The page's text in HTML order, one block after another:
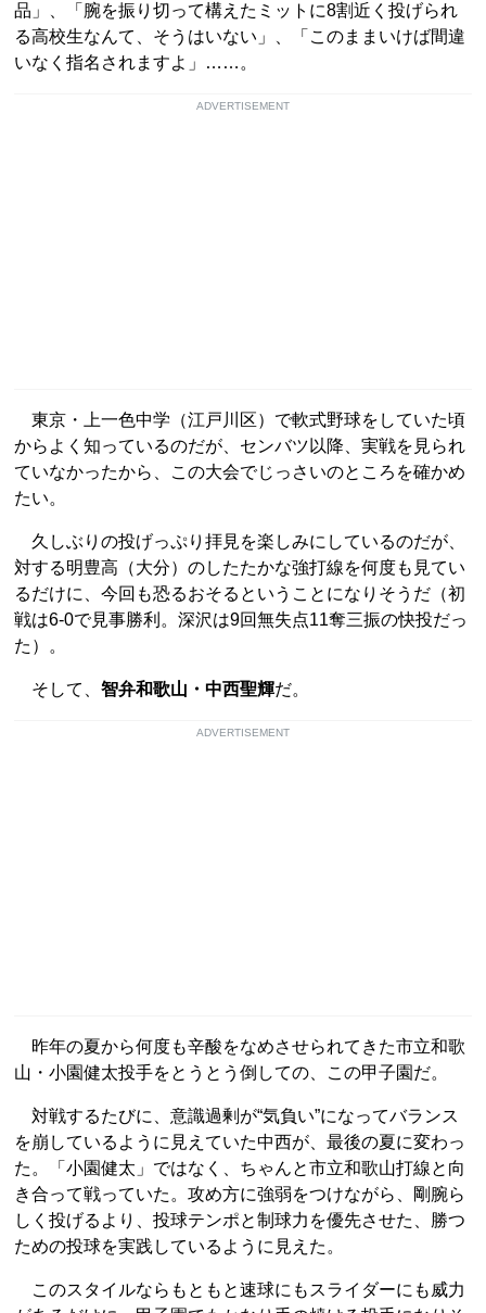
品」、「腕を振り切って構えたミットに8割近く投げられ
る高校生なんて、そうはいない」、「このままいけば間違
いなく指名されますよ」……。
ADVERTISEMENT
東京・上一色中学（江戸川区）で軟式野球をしていた頃
からよく知っているのだが、センバツ以降、実戦を見られ
ていなかったから、この大会でじっさいのところを確かめ
たい。
久しぶりの投げっぷり拝見を楽しみにしているのだが、
対する明豊高（大分）のしたたかな強打線を何度も見てい
るだけに、今回も恐るおそるということになりそうだ（初
戦は6-0で見事勝利。深沢は9回無失点11奪三振の快投だっ
た）。
そして、 智弁和歌山・中西聖輝だ。
ADVERTISEMENT
昨年の夏から何度も辛酸をなめさせられてきた市立和歌
山・小園健太投手をとうとう倒しての、この甲子園だ。
対戦するたびに、意識過剰が“気負い”になってバランス
を崩しているように見えていた中西が、最後の夏に変わっ
た。「小園健太」ではなく、ちゃんと市立和歌山打線と向
き合って戦っていた。攻め方に強弱をつけながら、剛腕ら
しく投げるより、投球テンポと制球力を優先させた、勝つ
ための投球を実践しているように見えた。
このスタイルならもともと速球にもスライダーにも威力